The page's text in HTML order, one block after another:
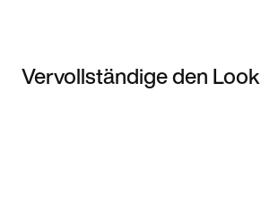
Vervollständige den Look